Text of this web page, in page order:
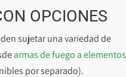
OPCIONES
sujetar una variedad de
armas de fuego a elementos
por separado).